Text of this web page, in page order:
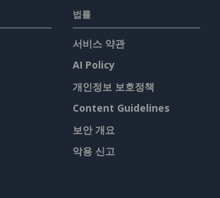
법률
서비스 약관
AI Policy
개인정보 보호정책
Content Guidelines
보안 개요
악용 신고